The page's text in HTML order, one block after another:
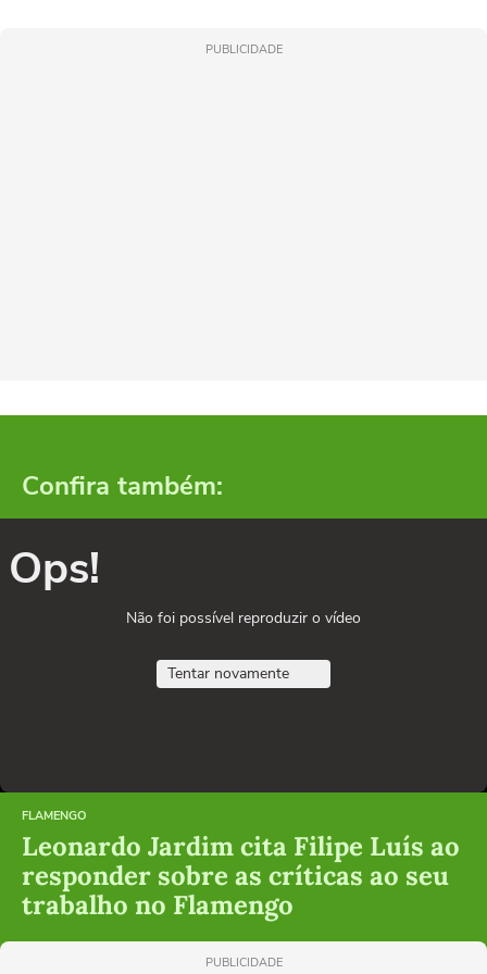
PUBLICIDADE
Confira também:
Ops!
Não foi possível reproduzir o vídeo
Tentar novamente
FLAMENGO
Leonardo Jardim cita Filipe Luís ao
responder sobre as críticas ao seu
trabalho no Flamengo
PUBLICIDADE